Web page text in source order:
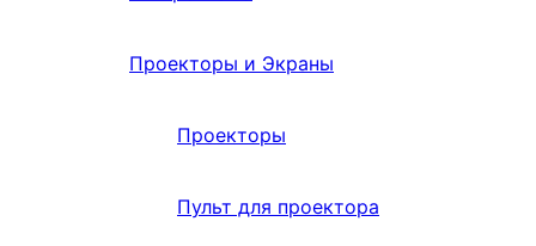
Проекторы и Экраны
Проекторы
Пульт для проектора